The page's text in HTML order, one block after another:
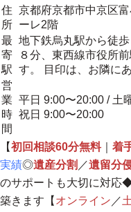
住
所
京都府京都市中京区
ーレ2階
最
寄
駅
地下鉄烏丸駅から徒
８分、東西線市役所
す。 目印は、お隣に
営
業
時
間
平日 9:00〜20:00 / 土
祝日 9:00〜20:00
【初回相談60分無料｜ 着
実績◎遺産分割 ／遺留分
のサポートも大切に対応
築きます 【 オンライン ／